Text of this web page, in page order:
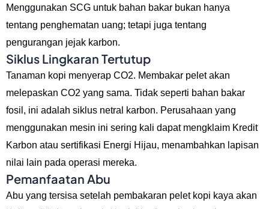
Menggunakan SCG untuk bahan bakar bukan hanya
tentang penghematan uang; tetapi juga tentang
pengurangan jejak karbon.
Siklus Lingkaran Tertutup
Tanaman kopi menyerap CO2. Membakar pelet akan
melepaskan CO2 yang sama. Tidak seperti bahan bakar
fosil, ini adalah siklus netral karbon. Perusahaan yang
menggunakan mesin ini sering kali dapat mengklaim Kredit
Karbon atau sertifikasi Energi Hijau, menambahkan lapisan
nilai lain pada operasi mereka.
Pemanfaatan Abu
Abu yang tersisa setelah pembakaran pelet kopi kaya akan